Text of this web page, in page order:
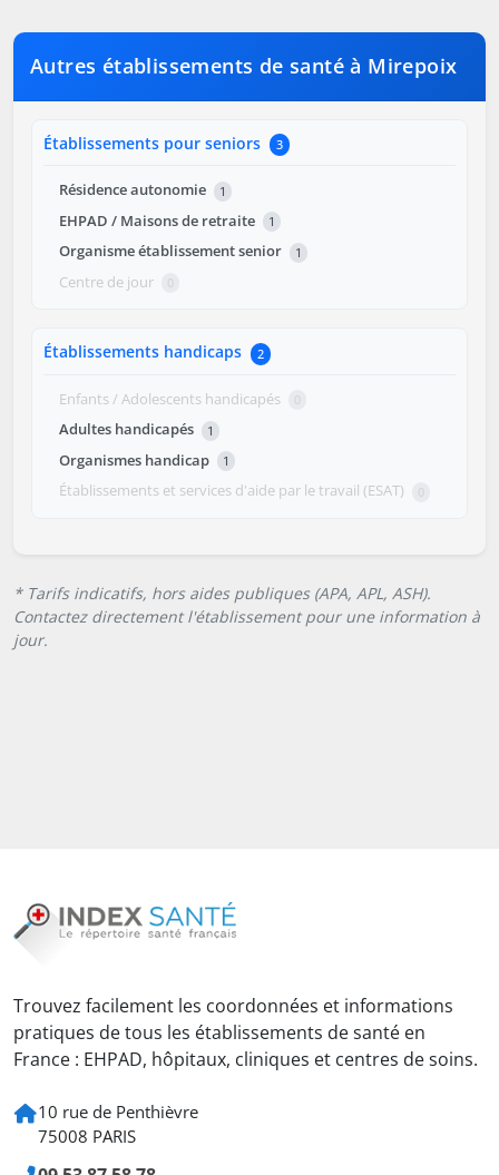
Autres établissements de santé à Mirepoix
Établissements pour seniors 3
Résidence autonomie 1
EHPAD / Maisons de retraite 1
Organisme établissement senior 1
Centre de jour 0
Établissements handicaps 2
Enfants / Adolescents handicapés 0
Adultes handicapés 1
Organismes handicap 1
Établissements et services d'aide par le travail (ESAT) 0
* Tarifs indicatifs, hors aides publiques (APA, APL, ASH).
Contactez directement l'établissement pour une information à
jour.
Trouvez facilement les coordonnées et informations
pratiques de tous les établissements de santé en
France : EHPAD, hôpitaux, cliniques et centres de soins.
10 rue de Penthièvre
75008 PARIS